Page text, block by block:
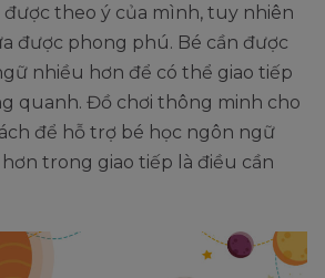
được theo ý của mình, tuy nhiên
được phong phú. Bé cần được
nhiều hơn để có thể giao tiếp
quanh. Đồ chơi thông minh cho
để hỗ trợ bé học ngôn ngữ
trong giao tiếp là điều cần